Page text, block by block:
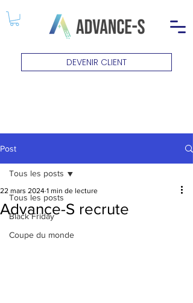
DEVENIR CLIENT
Post
Tous les posts
Black Friday
Coupe du monde
Tous les posts
Advance-S recrute
22 mars 2024 1 min de lecture